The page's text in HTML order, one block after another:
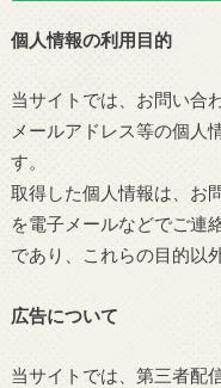
個人情報の利用目的
当サイトでは、お問い合
メールアドレス等の個人
す。
取得した個人情報は、お
を電子メールなどでご連
であり、これらの目的以
広告について
当サイトでは、第三者配